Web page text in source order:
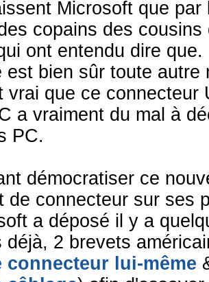
Microsoft que par
copains des cousins
ont entendu dire que.
est bien sûr toute autre
vrai que ce connecteur
a vraiment du mal à
PC.
démocratiser ce
de connecteur sur ses
a déposé il y a
déjà, 2 brevets
connecteur lui-même